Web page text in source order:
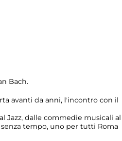
Bach.
avanti da anni, l'incontro con il
Jazz, dalle commedie musicali al
tempo, uno per tutti Roma